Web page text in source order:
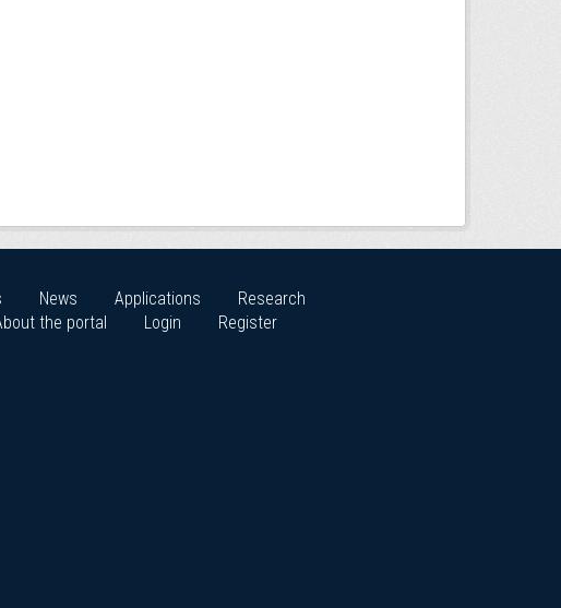
News Applications
Research
the portal Login Register